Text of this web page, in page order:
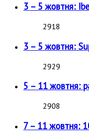
3 – 5 жовтня:
2918
3 – 5 жовтня:
2929
5 – 11 жовтня:
2908
7 – 11 жовтня: